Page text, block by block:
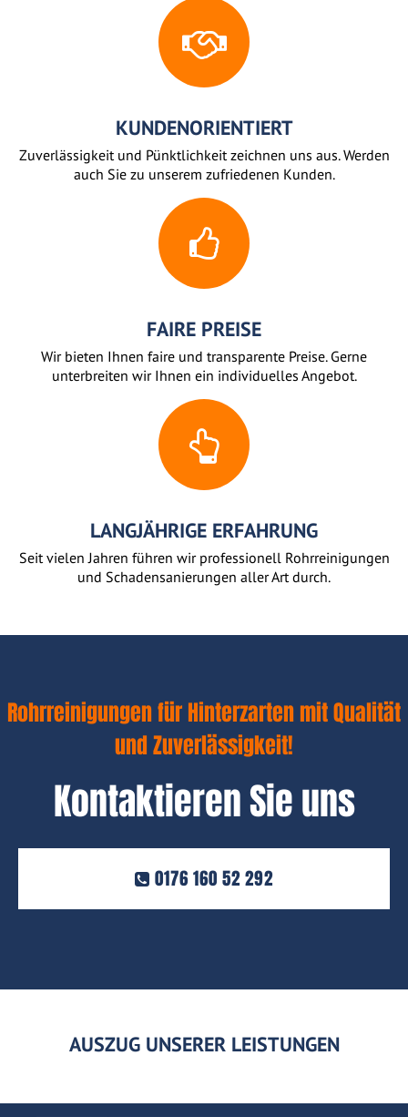
KUNDENORIENTIERT
Zuverlässigkeit und Pünktlichkeit zeichnen uns aus. Werden
auch Sie zu unserem zufriedenen Kunden.
FAIRE PREISE
Wir bieten Ihnen faire und transparente Preise. Gerne
unterbreiten wir Ihnen ein individuelles Angebot.
LANGJÄHRIGE ERFAHRUNG
Seit vielen Jahren führen wir professionell Rohrreinigungen
und Schadensanierungen aller Art durch.
Rohrreinigungen für Hinterzarten mit Qualität
und Zuverlässigkeit!
Kontaktieren Sie uns
0176 160 52 292
AUSZUG UNSERER LEISTUNGEN